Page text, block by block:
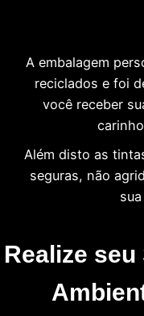
A embalagem
reciclados e foi
você receber
Além disto as
seguras, não
Realize